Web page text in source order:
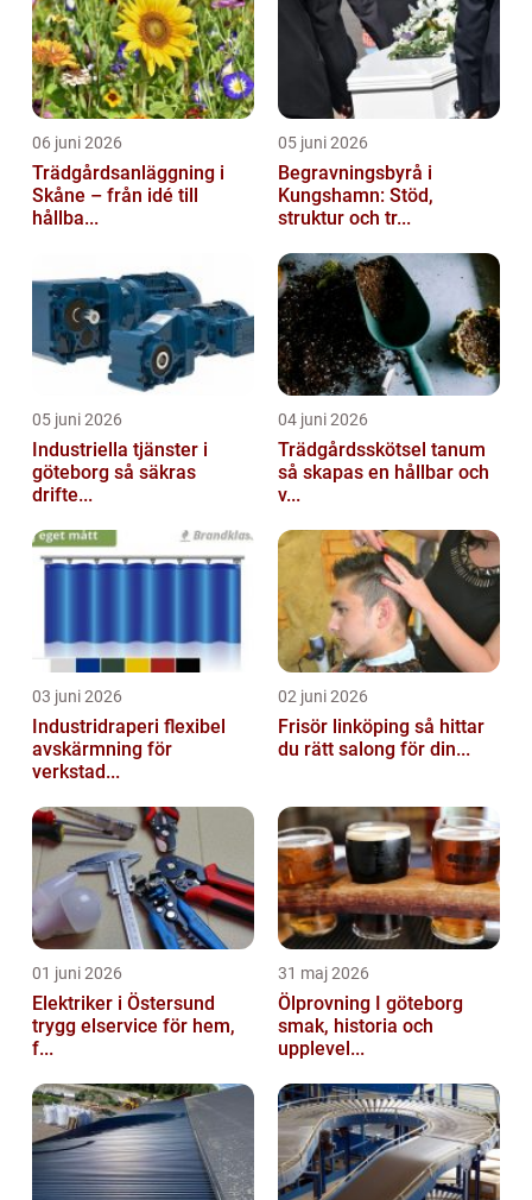
06 juni 2026
Trädgårdsanläggning i
Skåne – från idé till
hållba...
05 juni 2026
Begravningsbyrå i
Kungshamn: Stöd,
struktur och tr...
05 juni 2026
Industriella tjänster i
göteborg så säkras
drifte...
04 juni 2026
Trädgårdsskötsel tanum
så skapas en hållbar och
v...
03 juni 2026
Industridraperi flexibel
avskärmning för
verkstad...
02 juni 2026
Frisör linköping så hittar
du rätt salong för din...
01 juni 2026
Elektriker i Östersund
trygg elservice för hem,
f...
31 maj 2026
Ölprovning I göteborg
smak, historia och
upplevel...